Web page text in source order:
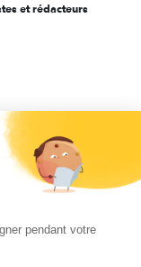
et rédacteurs
pendant votre